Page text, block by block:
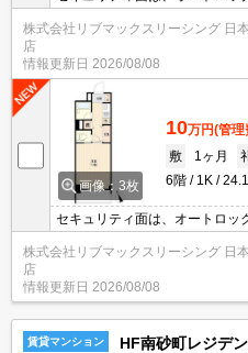
るので安心して生活できます。
スなど豊富なので、衣類や履き
部にはゴミ出し24時間OK・宅
スが揃っているので便利です。
株式会社リブマックスリーシング 日
店
情報更新日 2026/08/08
画像：3枚
10万円(管理
敷
1ヶ月
6階
1K
セキュリティ面は、オートロッ
るので安心して生活できます。
スなど豊富なので、衣類や履き
部にはゴミ出し24時間OK・宅
スが揃っているので便利です。
株式会社リブマックスリーシング 日
店
情報更新日 2026/08/08
賃貸マンション HF南砂町レジデ